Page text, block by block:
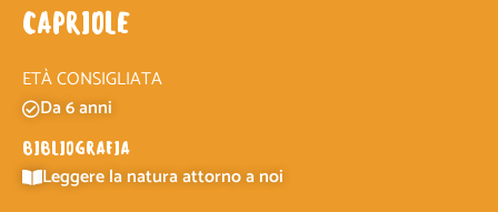
CAPRIOLE
ETÀ CONSIGLIATA
Da 6 anni
BIBLIOGRAFIA
Leggere la natura attorno a noi